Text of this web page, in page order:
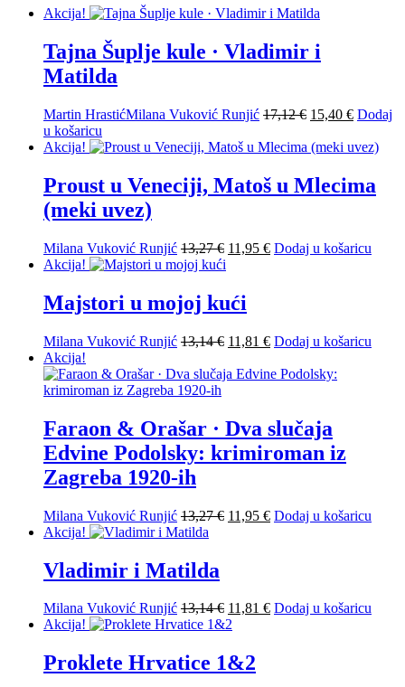
Akcija!
Tajna Šuplje kule · Vladimir i
Matilda
Martin HrastićMilana Vuković Runjić 17,12€ Izvorna
bila
17,12 €.
15,40 €Trenutna
je:
Dodaj
u košaricu
Akcija!
Proust u Veneciji, Matoš u Mlecima
(meki uvez)
Milana Vuković Runjić 13,27€ Izvorna
je:
13,27 €.
11,95 €Trenutna
Dodaj u košaricu
Akcija!
Majstori u mojoj kući
Milana Vuković Runjić 13,14€ Izvorna
bila
11,81 €Trenutna
je:
Dodaj u košaricu
Akcija!
Faraon & Orašar · Dva slučaja
Edvine Podolsky: krimiroman iz
Zagreba 1920-ih
Milana Vuković Runjić 13,27€ Izvorna
11,95 €Trenutna
Dodaj u košaricu
Akcija!
Vladimir i Matilda
Milana Vuković Runjić 13,14€ Izvorna
cijena
je:
13,14 €.
11,81 €Trenutna
Dodaj u košaricu
Akcija!
Proklete Hrvatice 1&2